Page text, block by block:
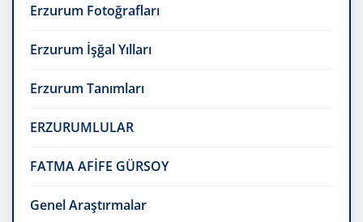
Erzurum Fotoğrafları
Erzurum İşğal Yılları
Erzurum Tanımları
ERZURUMLULAR
FATMA AFİFE GÜRSOY
Genel Araştırmalar